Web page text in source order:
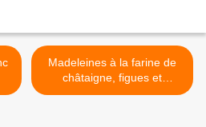
Madeleines à la farine de
châtaigne, figues et
noisettes >